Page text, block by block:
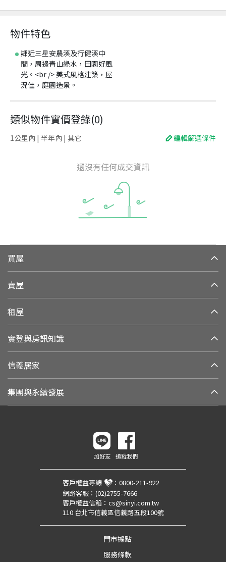
物件特色
鄰近三星安農溪及行健溪中
間，周邊青山綠水，田園好風
光。<br /> 美式風格建築，屋
況佳，庭園造景。
類似物件實價登錄(0)
1公里內 | 半年內 | 其它 編輯篩選條件
還沒有任何成交資訊
買屋
賣屋
租屋
實登與房訊知識
信義居家
集團與永續發展
加好友 追蹤我們
客戶權益專線 ： 0800-211-922
網路客服： (02)2755-7666
客戶權益信箱： cs@sinyi.com.tw
110 台北市信義區信義路五段100號
門市據點
服務條款